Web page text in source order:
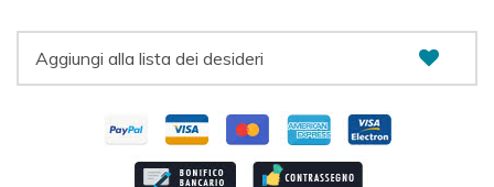
Aggiungi alla lista dei desideri